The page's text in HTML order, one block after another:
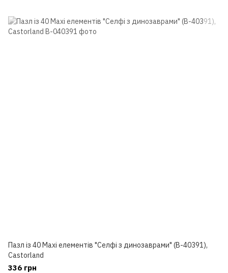
Пазл із 40 Maxi елементів "Селфі з динозаврами" (B-40391),
Castorland
336 грн